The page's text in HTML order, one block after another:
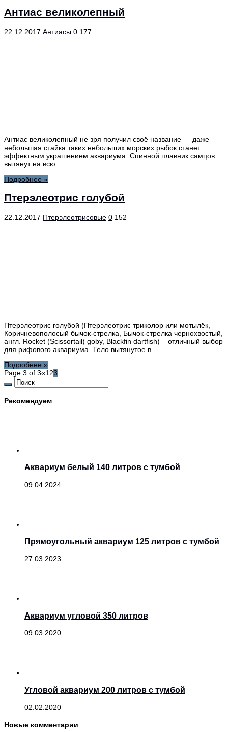
Антиас великолепный
22.12.2017 Антиасы 0 177
Антиас великолепный не зря получил своё название — даже
небольшая стайка таких небольших морских рыбок станет
эффектным украшением аквариума. Спинной плавник самцов
вытянут на всю …
Подробнее »
Птерэлеотрис голубой
22.12.2017 Птерэлеотрисовые 0 152
Птерэлеотрис голубой (Птерэлеотрис триколор или мотылёк,
Коричневополосый бычок-стрелка, Бычок-стрелка чернохвостый,
англ. Rocket (Scissortail) goby, Blackfin dartfish) – отличный выбор
для рифового аквариума. Тело вытянутое в …
Подробнее »
Page 3 of 3«1 23
Рекомендуем
Аквариум белый 140 литров с тумбой
09.04.2024
Прямоугольный аквариум 125 литров с тумбой
27.03.2023
Аквариум угловой 350 литров
09.03.2020
Угловой аквариум 200 литров с тумбой
02.02.2020
Новые комментарии